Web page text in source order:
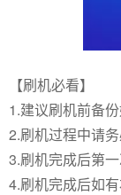
【刷机必看】
1.建议刷机前备
2.刷机过程中请
3.刷机完成后第
4.刷机完成后如